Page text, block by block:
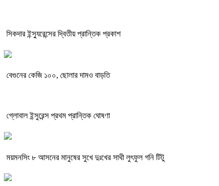
সিকদার ইন্স্যুরেন্সের দ্বিতীয় প্রান্তিক প্রকাশ
বেগুনের কেজি ১০০, ছোলার দামও বাড়তি
গ্লোবাল ইন্সুরেন্স প্রথম প্রান্তিক ঘোষণা
ময়মনসিং ৮ আসনের মানুষের সুখে দুঃখের সাথী লুৎফুল গনি টিটু